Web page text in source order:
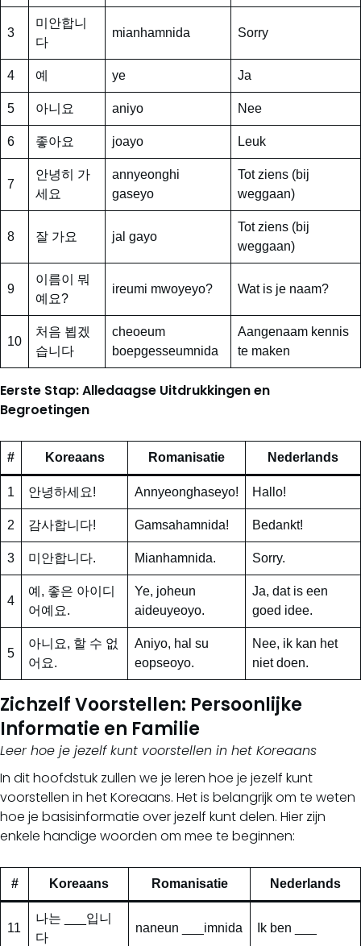
3
미안합니
다
mianhamnida Sorry
4 예 ye Ja
5 아니요 aniyo Nee
6 좋아요 joayo Leuk
7
안녕히 가
세요
annyeonghi
gaseyo
Tot ziens (bij
weggaan)
8 잘 가요 jal gayo
Tot ziens (bij
weggaan)
9
이름이 뭐
예요?
ireumi mwoyeyo? Wat is je naam?
10
처음 뵙겠
습니다
cheoeum
boepgesseumnida
Aangenaam kennis
te maken
Eerste Stap: Alledaagse Uitdrukkingen en
Begroetingen
# Koreaans Romanisatie Nederlands
1 안녕하세요! Annyeonghaseyo! Hallo!
2 감사합니다! Gamsahamnida! Bedankt!
3 미안합니다. Mianhamnida. Sorry.
4
예, 좋은 아이디
어예요.
Ye, joheun
aideuyeoyo.
Ja, dat is een
goed idee.
5
아니요, 할 수 없
어요.
Aniyo, hal su
eopseoyo.
Nee, ik kan het
niet doen.
Zichzelf Voorstellen: Persoonlijke
Informatie en Familie
Leer hoe je jezelf kunt voorstellen in het Koreaans
In dit hoofdstuk zullen we je leren hoe je jezelf kunt
voorstellen in het Koreaans. Het is belangrijk om te weten
hoe je basisinformatie over jezelf kunt delen. Hier zijn
enkele handige woorden om mee te beginnen:
# Koreaans Romanisatie Nederlands
11
나는 ___입니
다
naneun ___imnida Ik ben ___